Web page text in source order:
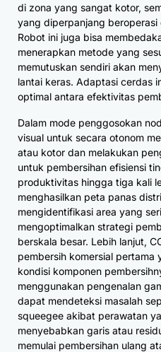
di zona yang sangat kotor,
yang diperpanjang beroperasi
Robot ini juga bisa
menerapkan metode yang
memutuskan sendiri akan
lantai keras. Adaptasi cerdas
optimal antara efektivitas
Dalam mode penggosokan
visual untuk secara otonom
atau kotor dan melakukan
untuk pembersihan efisiensi
produktivitas hingga tiga kali
menghasilkan peta panas
mengidentifikasi area yang
mengoptimalkan strategi
berskala besar. Lebih lanjut,
pembersih komersial pertama
kondisi komponen
menggunakan pengenalan
dapat mendeteksi masalah
squeegee akibat perawatan
menyebabkan garis atau
memulai pembersihan ulang